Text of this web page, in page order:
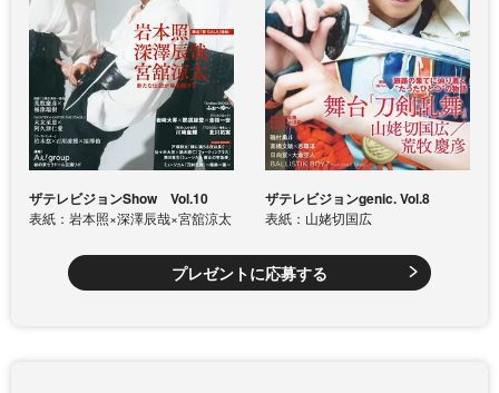
ザテレビジョンShow Vol.10
表紙：岩本照×深澤辰哉×宮舘涼太
ザテレビジョンgenic. Vol.8
表紙：山姥切国広
プレゼントに応募する